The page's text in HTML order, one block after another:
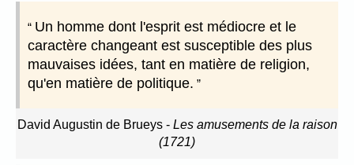
Un homme dont l'esprit est médiocre et le
caractère changeant est susceptible des plus
mauvaises idées, tant en matière de religion,
qu'en matière de politique.
David Augustin de Brueys- Les amusements de la raison
(1721)